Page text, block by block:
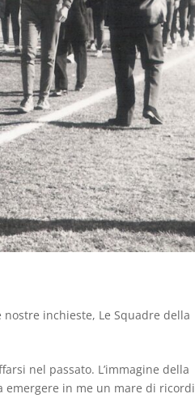
nostre inchieste, Le Squadre della
nel passato. L’immagine della
emergere in me un mare di ricordi